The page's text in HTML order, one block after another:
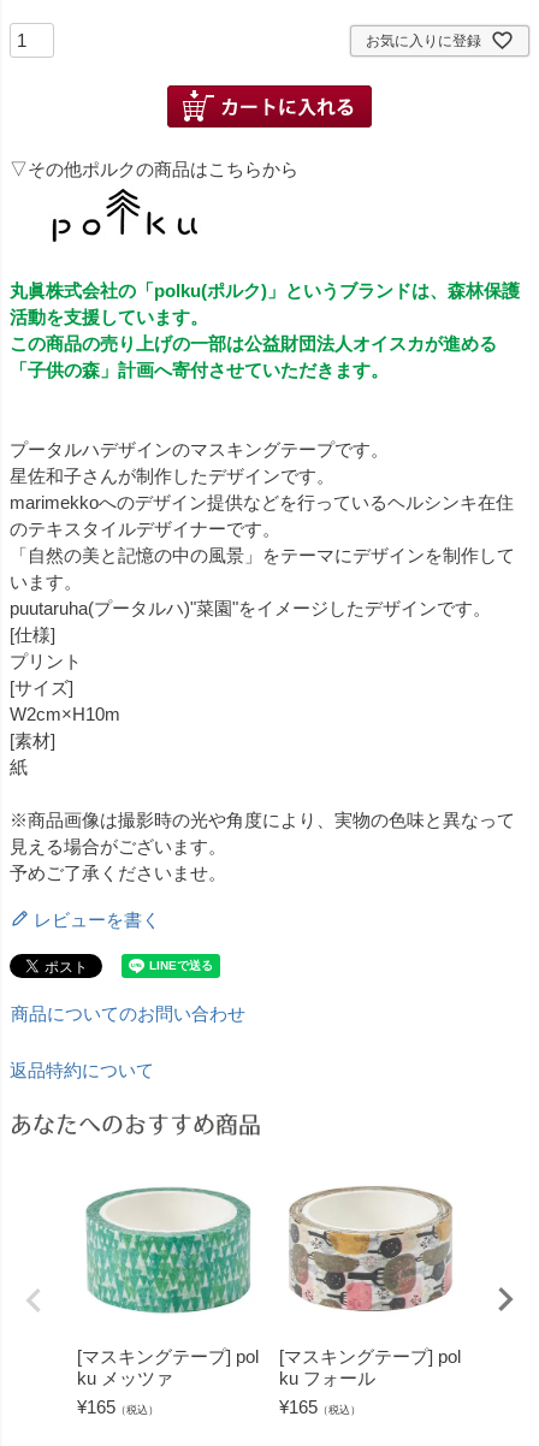
お気に入りに登録
▽その他ポルクの商品はこちらから
丸眞株式会社の「polku(ポルク)」というブランドは、森林保護
活動を支援しています。
この商品の売り上げの一部は公益財団法人オイスカが進める
「子供の森」計画へ寄付させていただきます。
プータルハデザインのマスキングテープです。
星佐和子さんが制作したデザインです。
marimekkoへのデザイン提供などを行っているヘルシンキ在住
のテキスタイルデザイナーです。
「自然の美と記憶の中の風景」をテーマにデザインを制作して
います。
puutaruha(プータルハ)"菜園"をイメージしたデザインです。
[仕様]
プリント
[サイズ]
W2cm×H10m
[素材]
紙
※商品画像は撮影時の光や角度により、実物の色味と異なって
見える場合がございます。
予めご了承くださいませ。
レビューを書く
商品についてのお問い合わせ
返品特約について
あなたへのおすすめ商品
[マスキングテープ] pol
ku メッツァ
¥165 （税込）
[マスキングテープ] pol
ku フォール
¥165 （税込）